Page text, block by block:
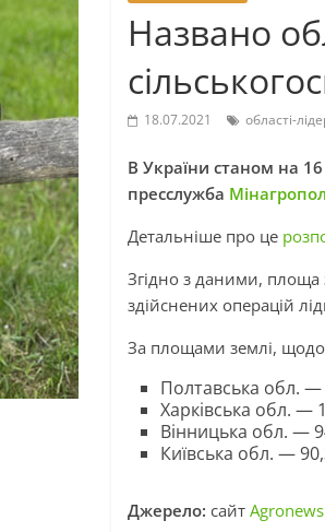
Названо
18.07.2021 області-
В України станом на
пресслужба
Детальніше про це
Згідно з даними, площа
здійснених операцій
За площами землі,
Полтавська обл. —
Харківська обл. —
Вінницька обл. —
Київська обл. —
Джерело: сайт Agronews